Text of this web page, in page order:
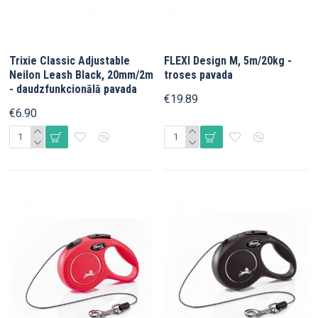
Trixie Classic Adjustable
Neilon Leash Black, 20mm/2m
- daudzfunkcionālā pavada
€6.90
FLEXI Design M, 5m/20kg -
troses pavada
€19.89